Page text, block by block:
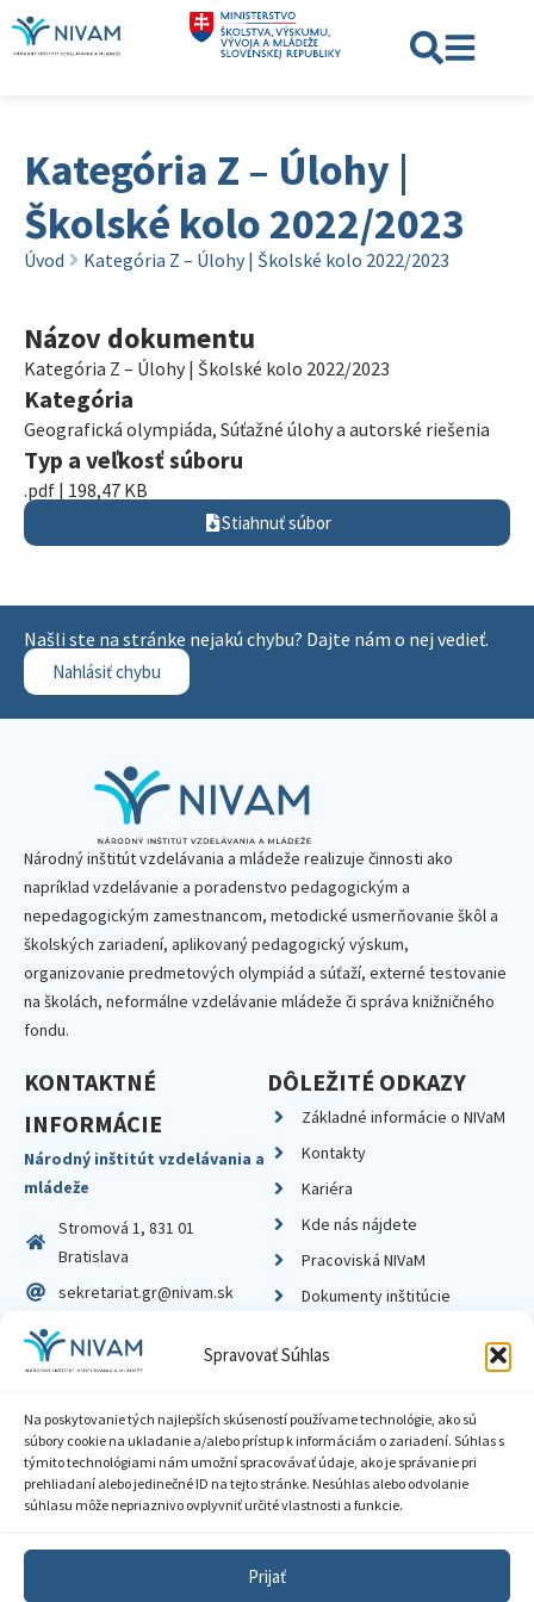
Spravovať Súhlas
Na poskytovanie tých najlepších skúseností používame technológie, ako sú
súbory cookie na ukladanie a/alebo prístup k informáciám o zariadení. Súhlas s
týmito technológiami nám umožní spracovávať údaje, ako je správanie pri
prehliadaní alebo jedinečné ID na tejto stránke. Nesúhlas alebo odvolanie
súhlasu môže nepriaznivo ovplyvniť určité vlastnosti a funkcie.
Prijať
Kategória Z – Úlohy |
Školské kolo 2022/2023
Úvod Kategória Z – Úlohy | Školské kolo 2022/2023
Názov dokumentu
Kategória Z – Úlohy | Školské kolo 2022/2023
Kategória
Geografická olympiáda, Súťažné úlohy a autorské riešenia
Typ a veľkosť súboru
.pdf | 198,47 KB
Stiahnuť súbor
Našli ste na stránke nejakú chybu? Dajte nám o nej vedieť.
Nahlásiť chybu
Národný inštitút vzdelávania a mládeže realizuje činnosti ako
napríklad vzdelávanie a poradenstvo pedagogickým a
nepedagogickým zamestnancom, metodické usmerňovanie škôl a
školských zariadení, aplikovaný pedagogický výskum,
organizovanie predmetových olympiád a súťaží, externé testovanie
na školách, neformálne vzdelávanie mládeže či správa knižničného
fondu.
KONTAKTNÉ
INFORMÁCIE
Národný inštitút vzdelávania a
mládeže
Stromová 1, 831 01
Bratislava
sekretariat.gr@nivam.sk
IČO: 00164348
DIČ: 2020798714
DÔLEŽITÉ ODKAZY
Základné informácie o NIVaM
Kontakty
Kariéra
Kde nás nájdete
Pracoviská NIVaM
Dokumenty inštitúcie
Zásady ochrany súkromia
Sprístupnenie informácií